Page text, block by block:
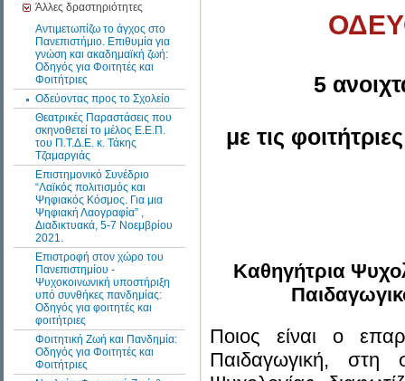
Άλλες δραστηριότητες
Αντιμετωπίζω το άγχος στο
Πανεπιστήμιο. Επιθυμία για
γνώση και ακαδημαϊκή ζωή:
Οδηγός για Φοιτητές και
Φοιτήτριες
Οδεύοντας προς το Σχολείο
Θεατρικές Παραστάσεις που
σκηνοθετεί το μέλος Ε.Ε.Π.
του Π.Τ.Δ.Ε. κ. Τάκης
Τζαμαργιάς
Επιστημονικό Συνέδριο
“Λαϊκός πολιτισμός και
Ψηφιακός Κόσμος. Για μια
Ψηφιακή Λαογραφία” ,
Διαδικτυακά, 5-7 Νοεμβρίου
2021.
Επιστροφή στον χώρο του
Πανεπιστημίου -
Ψυχοκοινωνική υποστήριξη
υπό συνθήκες πανδημίας:
Οδηγός για φοιτητές και
φοιτήτριες
Φοιτητική Ζωή και Πανδημία:
Οδηγός για Φοιτητές και
Φοιτήτριες
5
με τις
Καθηγήτρια
Ποιος είναι ο
Παιδαγωγική, στη